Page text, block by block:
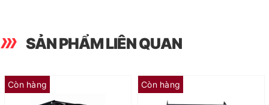
SẢN PHẨM LIÊN QUAN
Còn hàng Còn hàng